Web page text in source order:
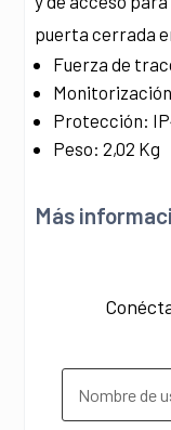
puerta cerrada
Fuerza de
Protección:
Peso: 2,02 Kg
Más